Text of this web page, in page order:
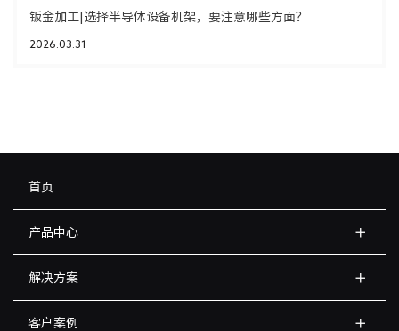
钣金加工|选择半导体设备机架，要注意哪些方面？
2026.03.31
首页
产品中心
解决方案
客户案例